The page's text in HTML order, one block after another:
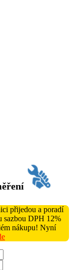
přijedou a poradí
sazbou DPH 12%
nákupu! Nyní